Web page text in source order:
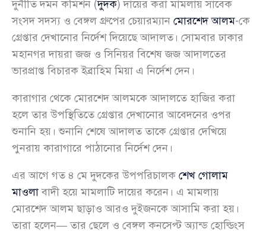
দুর্নীতি দমন কমিশন (দুদক) দায়ের করা মামলায় সাবেক
সংসদ সদস্য ও বেঙ্গল গ্রুপের চেয়ারম্যান মোরশেদ আলম-কে
গ্রেপ্তার দেখানোর নির্দেশ দিয়েছে আদালত। সোমবার ঢাকার
মহানগর দায়রা জজ ও সিনিয়র বিশেষ জজ আদালতের
ভারপ্রাপ্ত বিচারক ইব্রাহিম মিয়া এ নির্দেশ দেন।
কারাগার থেকে মোরশেদ আলমকে আদালতে হাজির করা
হলে তার উপস্থিতিতে গ্রেপ্তার দেখানোর আবেদনের ওপর
শুনানি হয়। শুনানি শেষে আদালত তাকে গ্রেপ্তার দেখিয়ে
পুনরায় কারাগারে পাঠানোর নির্দেশ দেন।
এর আগে গত ৪ মে দুদকের উপপরিচালক শেখ গোলাম
মাওলাবাদী হয়ে মামলাটি দায়ের করেন। এ মামলায়
মোরশেদ আলম ছাড়াও আরও দুইজনকে আসামি করা হয়।
তারা হলেন— তার ছেলে ও বেঙ্গল কনসেপ্ট অ্যান্ড হোল্ডিংস